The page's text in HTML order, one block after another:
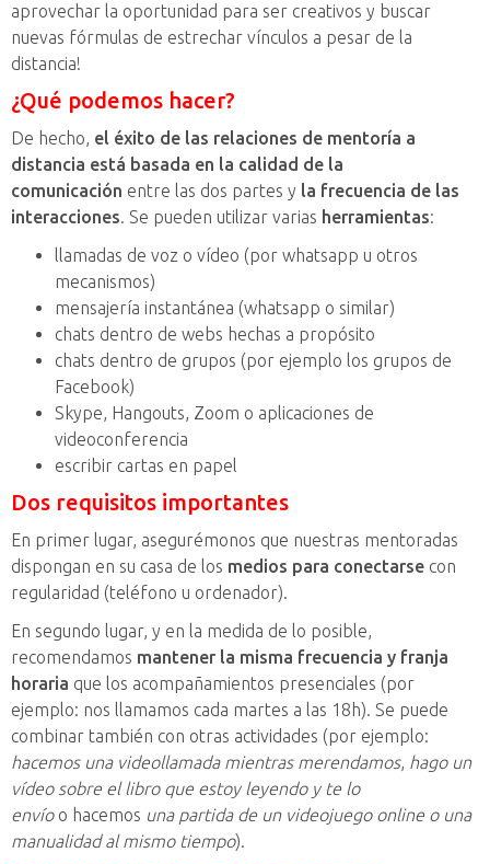
aprovechar la oportunidad para ser creativos y buscar
nuevas fórmulas de estrechar vínculos a pesar de la
distancia!
¿Qué podemos hacer?
De hecho, el éxito de las relaciones de mentoría a
distancia está basada en la calidad de la
comunicación entre las dos partes y la frecuencia de las
interacciones. Se pueden utilizar varias herramientas:
llamadas de voz o vídeo (por whatsapp u otros
mecanismos)
mensajería instantánea (whatsapp o similar)
chats dentro de webs hechas a propósito
chats dentro de grupos (por ejemplo los grupos de
Facebook)
Skype, Hangouts, Zoom o aplicaciones de
videoconferencia
escribir cartas en papel
Dos requisitos importantes
En primer lugar, asegurémonos que nuestras mentoradas
dispongan en su casa de los medios para conectarse con
regularidad (teléfono u ordenador).
En segundo lugar, y en la medida de lo posible,
recomendamos mantener la misma frecuencia y franja
horaria que los acompañamientos presenciales (por
ejemplo: nos llamamos cada martes a las 18h). Se puede
combinar también con otras actividades (por ejemplo:
hacemos una videollamada mientras merendamos, hago un
vídeo sobre el libro que estoy leyendo y te lo
envíoo hacemos una partida de un videojuego online o una
manualidad al mismo tiempo).